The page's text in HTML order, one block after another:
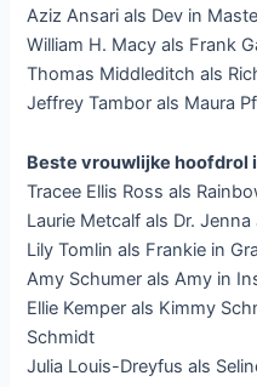
Aziz Ansari als Dev in
William H. Macy als Frank
Thomas Middleditch als
Jeffrey Tambor als Maura
Beste vrouwlijke hoofdrol
Tracee Ellis Ross als
Laurie Metcalf als Dr.
Lily Tomlin als Frankie in
Amy Schumer als Amy in
Ellie Kemper als Kimmy
Schmidt
Julia Louis-Dreyfus als